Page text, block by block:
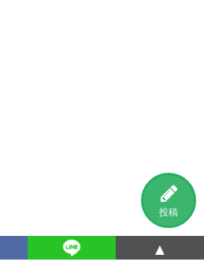
投稿
▲